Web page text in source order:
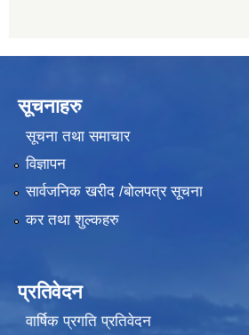
सूचनाहरु
सूचना तथा समाचार
विज्ञापन
सार्वजनिक खरीद /बोलपत्र सूचना
कर तथा शुल्कहरु
प्रतिवेदन
वार्षिक प्रगति प्रतिवेदन